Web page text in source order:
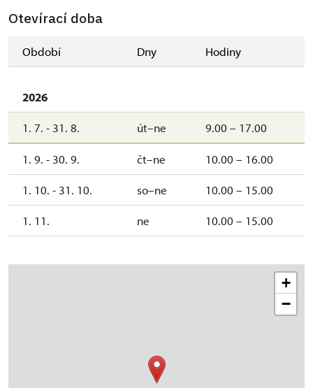
Otevírací doba
Období Dny Hodiny
2026
1. 7. - 31. 8. út–ne 9.00 – 17.00
1. 9. - 30. 9. čt–ne 10.00 – 16.00
1. 10. - 31. 10. so–ne 10.00 – 15.00
1. 11. ne 10.00 – 15.00
+
−